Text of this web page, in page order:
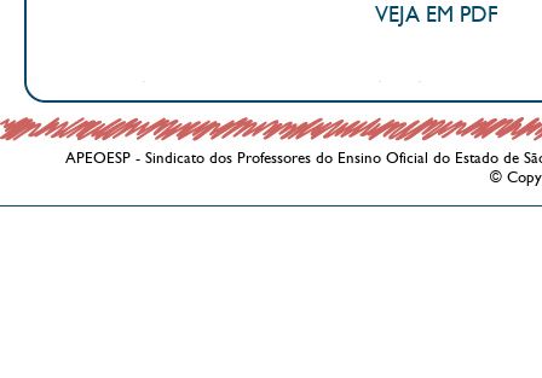
VEJA EM PDF
APEOESP - Sindicato dos Professores do Ensino Oficial do Estado de
©